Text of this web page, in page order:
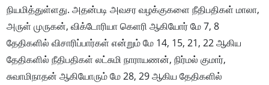
நியமித்துள்ளது. அதன்படி அவசர வழக்குகளை நீதிபதிகள் மாலா,
அருள் முருகன், விக்டோரியா கெளரி ஆகியோர் மே 7, 8
தேதிகளில் விசாரிப்பார்கள் என்றும் மே 14, 15, 21, 22 ஆகிய
தேதிகளில் நீதிபதிகள் லட்சுமி நாராயணன், நிர்மல் குமார்,
சுவாமிநாதன் ஆகியோரும் மே 28, 29 ஆகிய தேதிகளில்